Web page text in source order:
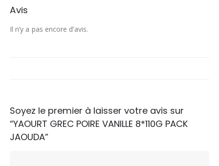
Avis
Il n’y a pas encore d’avis.
Soyez le premier à laisser votre avis sur
“YAOURT GREC POIRE VANILLE 8*110G PACK
JAOUDA”